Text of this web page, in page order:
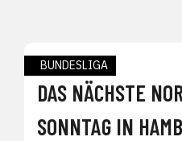
BUNDESLIGA
DAS NÄCHSTE
SONNTAG IN